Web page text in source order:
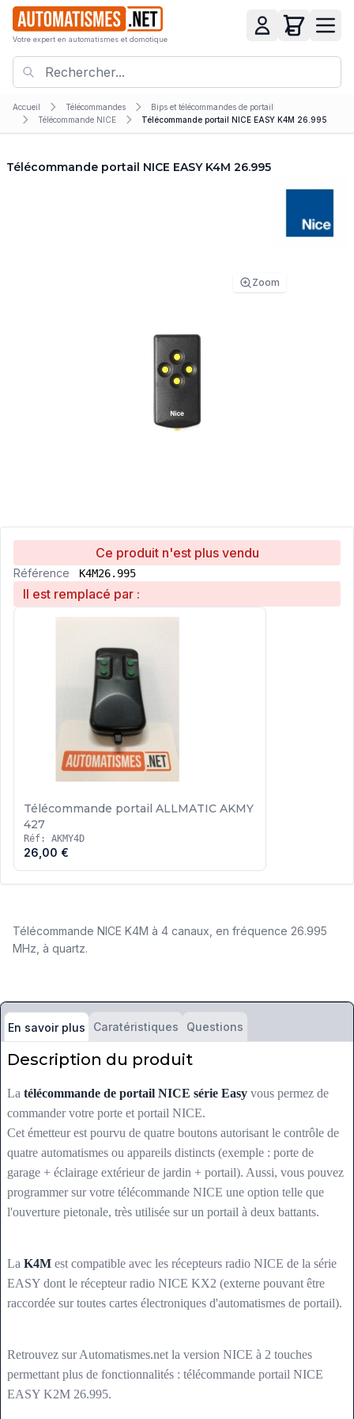
Votre expert en automatismes et domotique
Accueil Télécommandes
Bips et télécommandes de portail
Télécommande NICE
Télécommande portail NICE EASY K4M 26.995
Télécommande portail NICE EASY K4M 26.995
Zoom
Ce produit n'est plus vendu
Référence K4M26.995
Il est remplacé par :
Télécommande portail ALLMATIC AKMY
427
Réf: AKMY4D
26,00 €
Télécommande NICE K4M à 4 canaux, en fréquence 26.995
MHz, à quartz.
En savoir plus Caratéristiques Questions
Description du produit
La télécommande de portail NICE série Easy vous permez de
commander votre porte et portail NICE.
Cet émetteur est pourvu de quatre boutons autorisant le contrôle de
quatre automatismes ou appareils distincts (exemple : porte de
garage + éclairage extérieur de jardin + portail). Aussi, vous pouvez
programmer sur votre télécommande NICE une option telle que
l'ouverture pietonale, très utilisée sur un portail à deux battants.
La K4M est compatible avec les récepteurs radio NICE de la série
EASY dont le récepteur radio NICE KX2 (externe pouvant être
raccordée sur toutes cartes électroniques d'automatismes de portail).
Retrouvez sur Automatismes.net la version NICE à 2 touches
permettant plus de fonctionnalités : télécommande portail NICE
EASY K2M 26.995.